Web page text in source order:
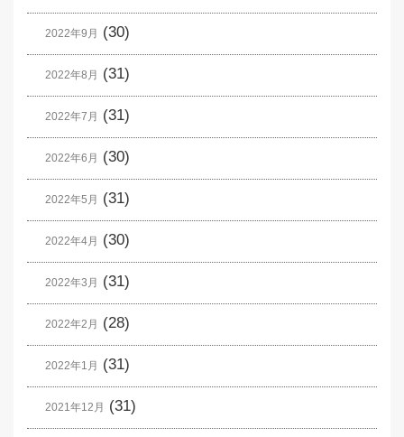
2022年9月 (30)
2022年8月 (31)
2022年7月 (31)
2022年6月 (30)
2022年5月 (31)
2022年4月 (30)
2022年3月 (31)
2022年2月 (28)
2022年1月 (31)
2021年12月 (31)